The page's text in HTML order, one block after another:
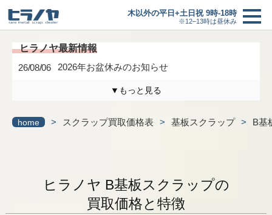
木以外の平日+土日祝 9時-18時
※12–13時は昼休み
買取価格 ＋
26/08/06 2026年お盆休みのお知らせ
▼もっと見る
最新情報一覧へ
home > スクラップ買取価格表 > 基板スクラップ > B基
ヒラノヤ B基板スクラップの
買取価格と特徴